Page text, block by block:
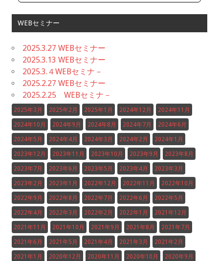
WEBセミナー
2025.3.27 WEBセミナー
2025.3.13 WEBセミナー
2025.3.４WEBセミナ－
2025.2.27 WEBセミナー
2025.2.25 WEBセミナ－
2025年3月 2025年2月 2025年1月 2024年12月 2024年11月
2024年10月 2024年9月 2024年8月 2024年7月 2024年6月
2024年5月 2024年4月 2024年3月 2024年2月 2024年1月
2023年12月 2023年11月 2023年10月 2023年9月 2023年8月
2023年7月 2023年6月 2023年5月 2023年4月 2023年3月
2023年2月 2023年1月 2022年12月 2022年11月 2022年10月
2022年9月 2022年8月 2022年7月 2022年6月 2022年5月
2022年4月 2022年3月 2022年2月 2022年1月 2021年12月
2021年11月 2021年10月 2021年9月 2021年8月 2021年7月
2021年6月 2021年5月 2021年4月 2021年3月 2021年2月
2021年1月 2020年12月 2020年11月 2020年10月 2020年9月